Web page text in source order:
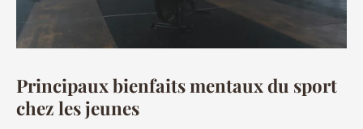
Principaux bienfaits mentaux du sport
chez les jeunes